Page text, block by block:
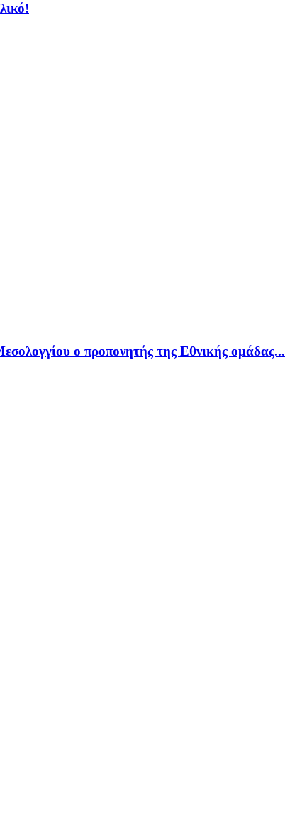
ο προπονητής της Εθνικής ομάδας...